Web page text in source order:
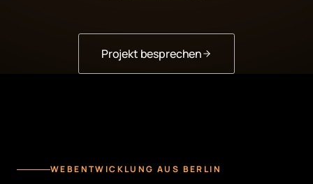
Projekt besprechen
WEBENTWICKLUNG AUS BERLIN